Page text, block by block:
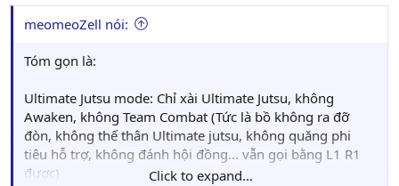
meomeoZell nói:
Tóm gọn là:
Ultimate Jutsu mode: Chỉ xài Ultimate Jutsu, không
Awaken, không Team Combat (Tức là bồ không ra đỡ
đòn, không thế thân Ultimate jutsu, không quăng phi
tiêu hỗ trợ, không đánh hội đồng... vẫn gọi bằng L1 R1
được)
Click to expand...